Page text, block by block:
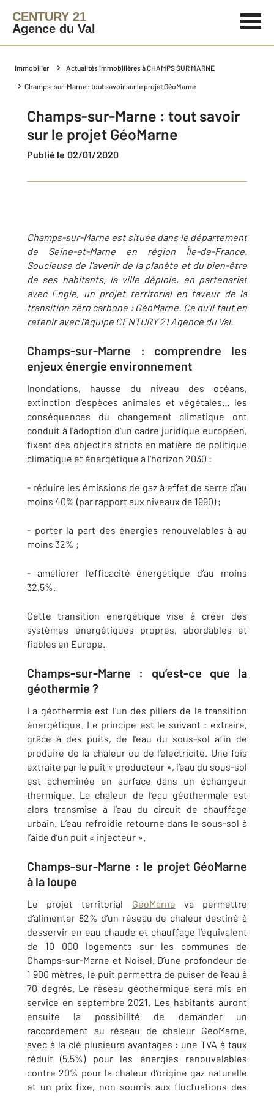
CENTURY 21
Agence du Val
Immobilier Actualités immobilières à CHAMPS SUR MARNE
Champs-sur-Marne : tout savoir sur le projet GéoMarne
Champs-sur-Marne : tout savoir
sur le projet GéoMarne
Publié le 02/01/2020
Champs-sur-Marne est située dans le département
de Seine-et-Marne en région Île-de-France.
Soucieuse de l'avenir de la planète et du bien-être
de ses habitants, la ville déploie, en partenariat
avec Engie, un projet territorial en faveur de la
transition zéro carbone : GéoMarne. Ce qu’il faut en
retenir avec l’équipe CENTURY 21 Agence du Val.
Champs-sur-Marne : comprendre les
enjeux énergie environnement
Inondations, hausse du niveau des océans,
extinction d'espèces animales et végétales… les
conséquences du changement climatique ont
conduit à l'adoption d'un cadre juridique européen,
fixant des objectifs stricts en matière de politique
climatique et énergétique à l'horizon 2030 :
- réduire les émissions de gaz à effet de serre d’au
moins 40% (par rapport aux niveaux de 1990) ;
- porter la part des énergies renouvelables à au
moins 32% ;
- améliorer l’efficacité énergétique d’au moins
32,5%.
Cette transition énergétique vise à créer des
systèmes énergétiques propres, abordables et
fiables en Europe.
Champs-sur-Marne : qu’est-ce que la
géothermie ?
La géothermie est l’un des piliers de la transition
énergétique. Le principe est le suivant : extraire,
grâce à des puits, de l’eau du sous-sol afin de
produire de la chaleur ou de l’électricité. Une fois
extraite par le puit « producteur », l’eau du sous-sol
est acheminée en surface dans un échangeur
thermique. La chaleur de l’eau géothermale est
alors transmise à l’eau du circuit de chauffage
urbain. L’eau refroidie retourne dans le sous-sol à
l’aide d’un puit « injecteur ».
Champs-sur-Marne : le projet GéoMarne
à la loupe
Le projet territorial GéoMarne va permettre
d’alimenter 82% d’un réseau de chaleur destiné à
desservir en eau chaude et chauffage l’équivalent
de 10 000 logements sur les communes de
Champs-sur-Marne et Noisel. D’une profondeur de
1 900 mètres, le puit permettra de puiser de l’eau à
70 degrés. Le réseau géothermique sera mis en
service en septembre 2021. Les habitants auront
ensuite la possibilité de demander un
raccordement au réseau de chaleur GéoMarne,
avec à la clé plusieurs avantages : une TVA à taux
réduit (5,5%) pour les énergies renouvelables
contre 20% pour la chaleur d’origine gaz naturelle
et un prix fixe, non soumis aux fluctuations des